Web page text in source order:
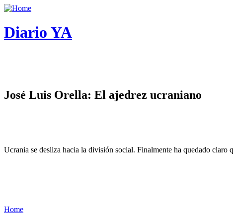
Diario YA
José Luis Orella: El ajedrez ucraniano
Ucrania se desliza hacia la división social. Finalmente ha quedado
Home